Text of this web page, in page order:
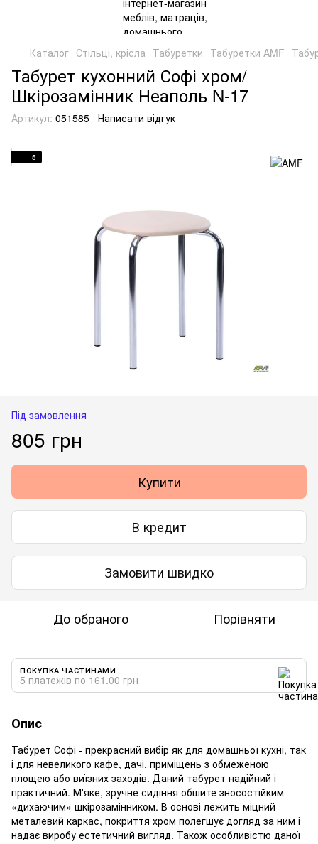
Каталог Стільці, крісла Табуретки Табуретки AMF
Табурет кухонний Софі хром/
Шкірозамінник Неаполь N-17
Артикул: 051585 Написати відгук
5
Під замовлення
805 грн
Купити
В кредит
Замовити швидко
До обраного Порівняти
ПОКУПКА ЧАСТИНАМИ
5 платежів по 161.00 грн
Опис
Табурет Софі - прекрасний вибір як для домашньої кухні, так
і для невеликого кафе, дачі, приміщень з обмеженою
площею або виїзних заходів. Даний табурет надійний і
практичний. М'яке, зручне сидіння обшите зносостійким
«дихаючим» шкірозамінником. В основі лежить міцний
металевий каркас, покриття хром полегшує догляд за ним і
надає виробу естетичний вигляд. Також особливістю даної